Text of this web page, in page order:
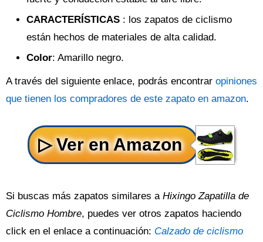
CARACTERÍSTICAS : los zapatos de ciclismo
están hechos de materiales de alta calidad.
Color: Amarillo negro.
A través del siguiente enlace, podrás encontrar opiniones
que tienen los compradores de este zapato en amazon.
Si buscas más zapatos similares a Hixingo Zapatilla de
Ciclismo Hombre, puedes ver otros zapatos haciendo
click en el enlace a continuación: Calzado de ciclismo